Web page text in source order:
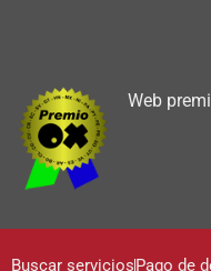
Web
Buscar servicios Pago de